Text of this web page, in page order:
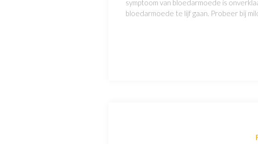
symptoom van bloedarmoede is
bloedarmoede te lijf gaan. Probeer bij